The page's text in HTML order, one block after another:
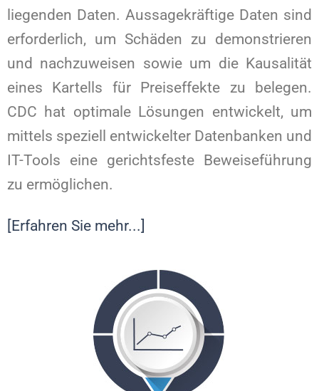
liegenden Daten. Aussagekräftige Daten sind
erforderlich, um Schäden zu demonstrieren
und nachzuweisen sowie um die Kausalität
eines Kartells für Preiseffekte zu belegen.
CDC hat optimale Lösungen entwickelt, um
mittels speziell entwickelter Datenbanken und
IT-Tools eine gerichtsfeste Beweiseführung
zu ermöglichen.
[Erfahren Sie mehr...]